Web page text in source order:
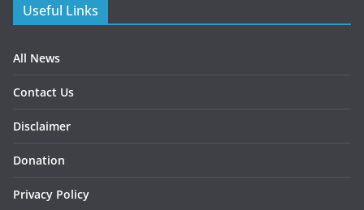
Useful Links
All News
Contact Us
Disclaimer
Donation
Privacy Policy